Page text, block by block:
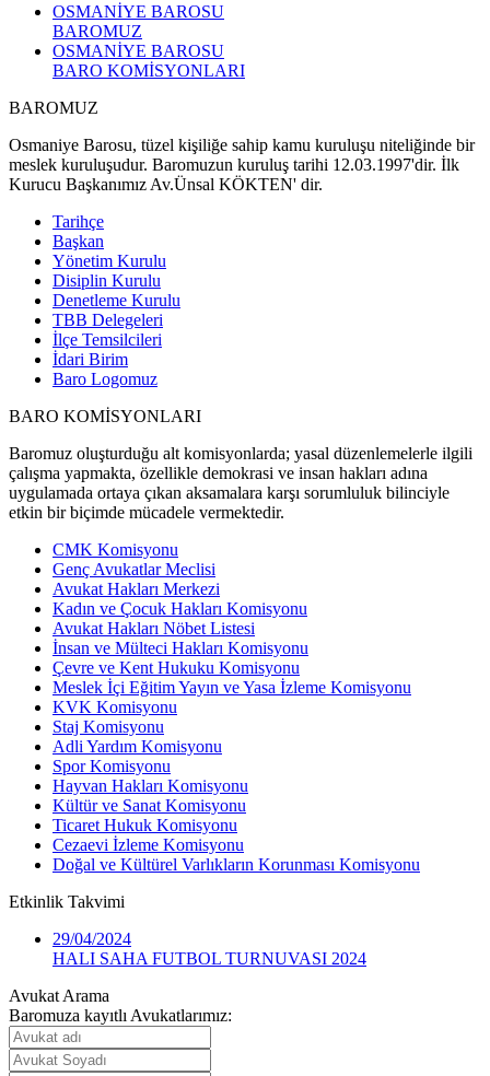
OSMANİYE BAROSU
BAROMUZ
OSMANİYE BAROSU
BARO KOMİSYONLARI
BAROMUZ
Osmaniye Barosu, tüzel kişiliğe sahip kamu kuruluşu niteliğinde bir
meslek kuruluşudur. Baromuzun kuruluş tarihi 12.03.1997'dir. İlk
Kurucu Başkanımız Av.Ünsal KÖKTEN' dir.
Tarihçe
Başkan
Yönetim Kurulu
Disiplin Kurulu
Denetleme Kurulu
TBB Delegeleri
İlçe Temsilcileri
İdari Birim
Baro Logomuz
BARO KOMİSYONLARI
Baromuz oluşturduğu alt komisyonlarda; yasal düzenlemelerle ilgili
çalışma yapmakta, özellikle demokrasi ve insan hakları adına
uygulamada ortaya çıkan aksamalara karşı sorumluluk bilinciyle
etkin bir biçimde mücadele vermektedir.
CMK Komisyonu
Genç Avukatlar Meclisi
Avukat Hakları Merkezi
Kadın ve Çocuk Hakları Komisyonu
Avukat Hakları Nöbet Listesi
İnsan ve Mülteci Hakları Komisyonu
Çevre ve Kent Hukuku Komisyonu
Meslek İçi Eğitim Yayın ve Yasa İzleme Komisyonu
KVK Komisyonu
Staj Komisyonu
Adli Yardım Komisyonu
Spor Komisyonu
Hayvan Hakları Komisyonu
Kültür ve Sanat Komisyonu
Ticaret Hukuk Komisyonu
Cezaevi İzleme Komisyonu
Doğal ve Kültürel Varlıkların Korunması Komisyonu
Etkinlik Takvimi
29/04/2024
HALI SAHA FUTBOL TURNUVASI 2024
Avukat Arama
Baromuza kayıtlı Avukatlarımız: